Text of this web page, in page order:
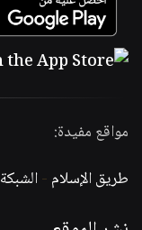
مواقع مفيدة:
طريق الإسلام -